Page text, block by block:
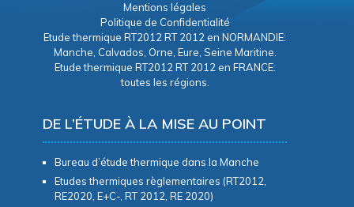
Mentions légales
Politique de Confidentialité
Etude thermique RT2012 RT 2012 en NORMANDIE:
Manche, Calvados, Orne, Eure, Seine Maritine.
Etude thermique RT2012 RT 2012 en FRANCE:
toutes les régions.
DE L’ÉTUDE À LA MISE AU POINT
Bureau d’étude thermique dans la Manche
Etudes thermiques règlementaires (RT2012,
RE2020, E+C-, RT 2012, RE 2020)